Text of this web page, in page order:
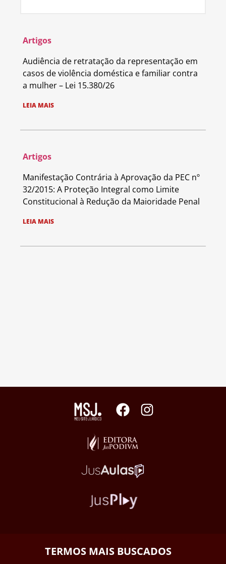
Artigos
Audiência de retratação da representação em
casos de violência doméstica e familiar contra
a mulher – Lei 15.380/26
LEIA MAIS
Artigos
Manifestação Contrária à Aprovação da PEC nº
32/2015: A Proteção Integral como Limite
Constitucional à Redução da Maioridade Penal
LEIA MAIS
TERMOS MAIS BUSCADOS